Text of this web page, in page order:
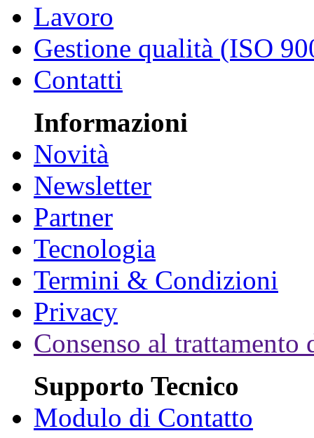
Lavoro
Gestione qualità (ISO
Contatti
Informazioni
Novità
Newsletter
Partner
Tecnologia
Termini & Condizioni
Privacy
Consenso al trattamento
Supporto Tecnico
Modulo di Contatto